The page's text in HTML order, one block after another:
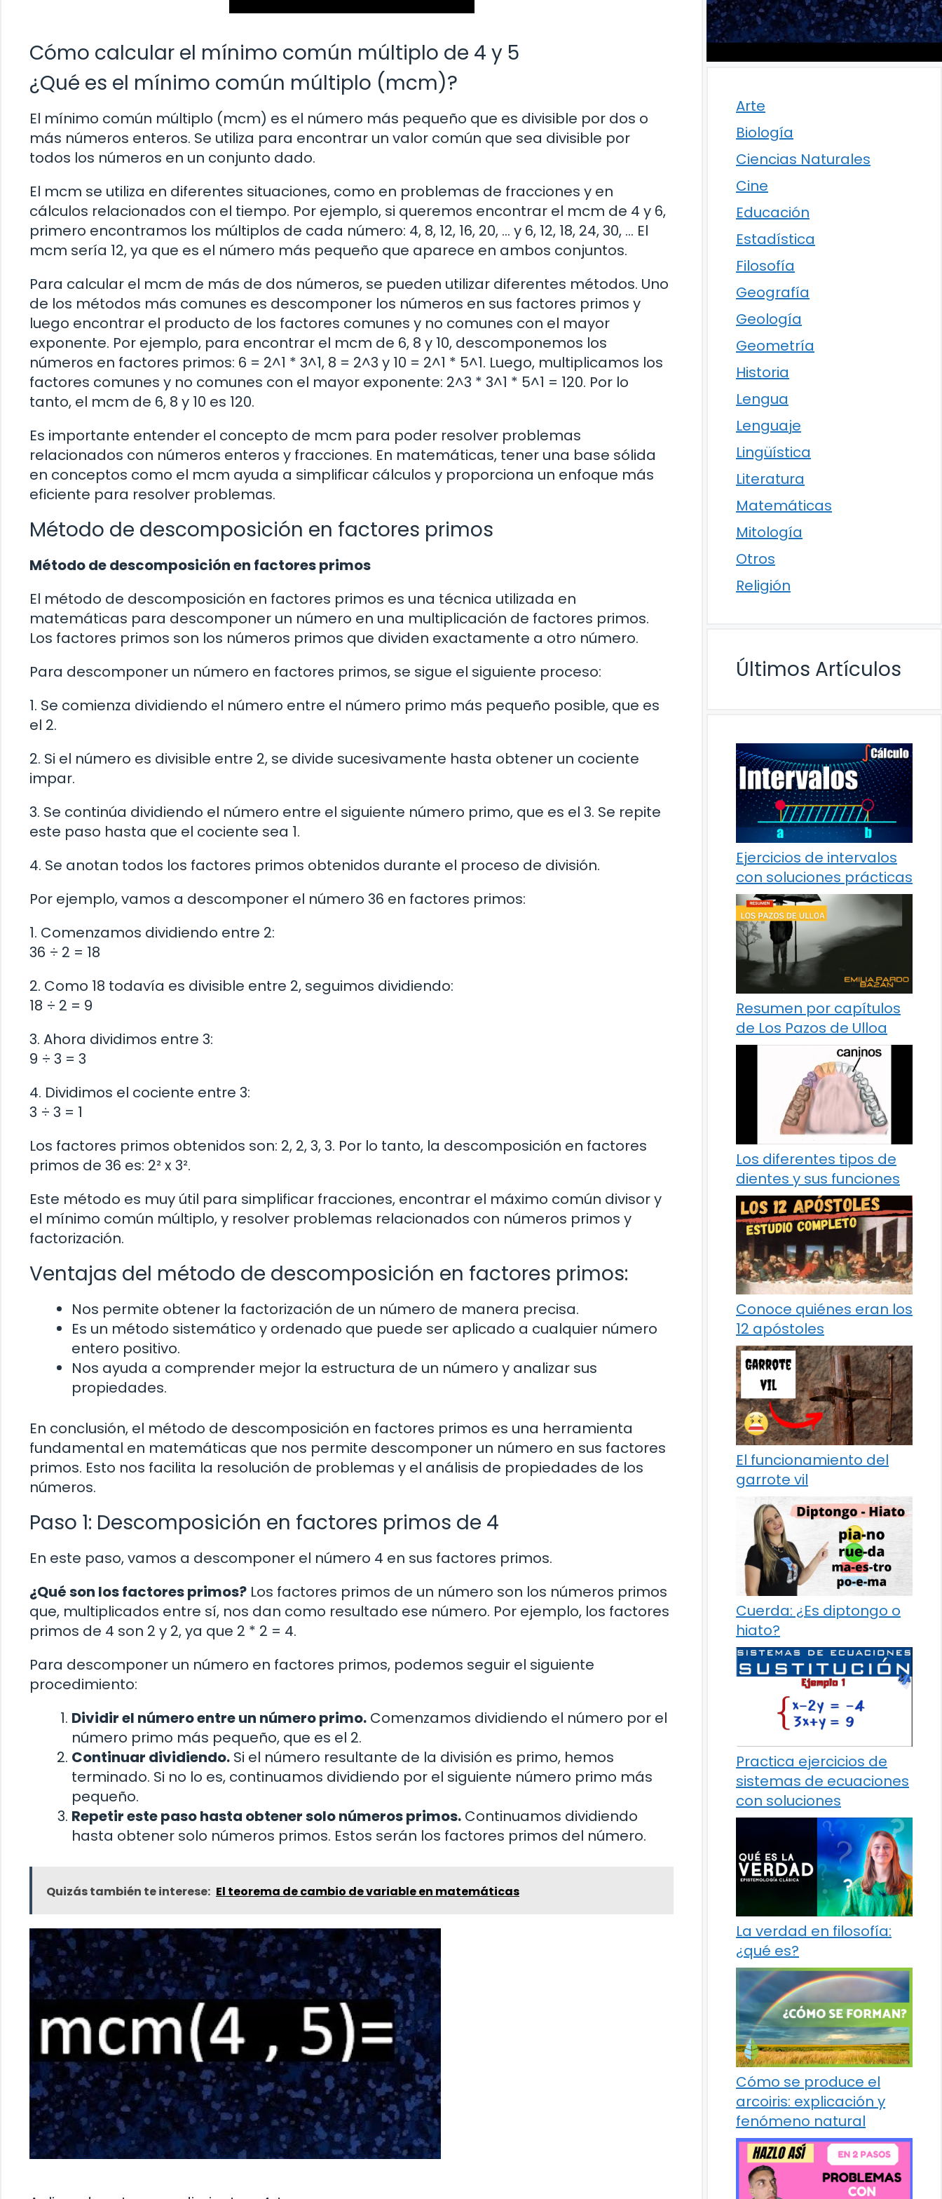
Cómo calcular el mínimo común múltiplo de 4 y 5
¿Qué es el mínimo común múltiplo (mcm)?
El mínimo común múltiplo (mcm) es el número más pequeño que es divisible por dos o
más números enteros. Se utiliza para encontrar un valor común que sea divisible por
todos los números en un conjunto dado.
El mcm se utiliza en diferentes situaciones, como en problemas de fracciones y en
cálculos relacionados con el tiempo. Por ejemplo, si queremos encontrar el mcm de 4 y 6,
primero encontramos los múltiplos de cada número: 4, 8, 12, 16, 20, … y 6, 12, 18, 24, 30, … El
mcm sería 12, ya que es el número más pequeño que aparece en ambos conjuntos.
Para calcular el mcm de más de dos números, se pueden utilizar diferentes métodos. Uno
de los métodos más comunes es descomponer los números en sus factores primos y
luego encontrar el producto de los factores comunes y no comunes con el mayor
exponente. Por ejemplo, para encontrar el mcm de 6, 8 y 10, descomponemos los
números en factores primos: 6 = 2^1 * 3^1, 8 = 2^3 y 10 = 2^1 * 5^1. Luego, multiplicamos los
factores comunes y no comunes con el mayor exponente: 2^3 * 3^1 * 5^1 = 120. Por lo
tanto, el mcm de 6, 8 y 10 es 120.
Es importante entender el concepto de mcm para poder resolver problemas
relacionados con números enteros y fracciones. En matemáticas, tener una base sólida
en conceptos como el mcm ayuda a simplificar cálculos y proporciona un enfoque más
eficiente para resolver problemas.
Método de descomposición en factores primos
Método de descomposición en factores primos
El método de descomposición en factores primos es una técnica utilizada en
matemáticas para descomponer un número en una multiplicación de factores primos.
Los factores primos son los números primos que dividen exactamente a otro número.
Para descomponer un número en factores primos, se sigue el siguiente proceso:
1. Se comienza dividiendo el número entre el número primo más pequeño posible, que es
el 2.
2. Si el número es divisible entre 2, se divide sucesivamente hasta obtener un cociente
impar.
3. Se continúa dividiendo el número entre el siguiente número primo, que es el 3. Se repite
este paso hasta que el cociente sea 1.
4. Se anotan todos los factores primos obtenidos durante el proceso de división.
Por ejemplo, vamos a descomponer el número 36 en factores primos:
1. Comenzamos dividiendo entre 2:
36 ÷ 2 = 18
2. Como 18 todavía es divisible entre 2, seguimos dividiendo:
18 ÷ 2 = 9
3. Ahora dividimos entre 3:
9 ÷ 3 = 3
4. Dividimos el cociente entre 3:
3 ÷ 3 = 1
Los factores primos obtenidos son: 2, 2, 3, 3. Por lo tanto, la descomposición en factores
primos de 36 es: 2² x 3².
Este método es muy útil para simplificar fracciones, encontrar el máximo común divisor y
el mínimo común múltiplo, y resolver problemas relacionados con números primos y
factorización.
Ventajas del método de descomposición en factores primos:
Nos permite obtener la factorización de un número de manera precisa.
Es un método sistemático y ordenado que puede ser aplicado a cualquier número
entero positivo.
Nos ayuda a comprender mejor la estructura de un número y analizar sus
propiedades.
En conclusión, el método de descomposición en factores primos es una herramienta
fundamental en matemáticas que nos permite descomponer un número en sus factores
primos. Esto nos facilita la resolución de problemas y el análisis de propiedades de los
números.
Paso 1: Descomposición en factores primos de 4
En este paso, vamos a descomponer el número 4 en sus factores primos.
¿Qué son los factores primos? Los factores primos de un número son los números primos
que, multiplicados entre sí, nos dan como resultado ese número. Por ejemplo, los factores
primos de 4 son 2 y 2, ya que 2 * 2 = 4.
Para descomponer un número en factores primos, podemos seguir el siguiente
procedimiento:
Dividir el número entre un número primo. Comenzamos dividiendo el número por el
número primo más pequeño, que es el 2.
Continuar dividiendo. Si el número resultante de la división es primo, hemos
terminado. Si no lo es, continuamos dividiendo por el siguiente número primo más
pequeño.
Repetir este paso hasta obtener solo números primos. Continuamos dividiendo
hasta obtener solo números primos. Estos serán los factores primos del número.
Quizás también te interese: El teorema de cambio de variable en matemáticas
Arte
Biología
Ciencias Naturales
Cine
Educación
Estadística
Filosofía
Geografía
Geología
Geometría
Historia
Lengua
Lenguaje
Lingüística
Literatura
Matemáticas
Mitología
Otros
Religión
Últimos Artículos
Ejercicios de intervalos
con soluciones prácticas
Resumen por capítulos
de Los Pazos de Ulloa
Los diferentes tipos de
dientes y sus funciones
Conoce quiénes eran los
12 apóstoles
El funcionamiento del
garrote vil
Cuerda: ¿Es diptongo o
hiato?
Practica ejercicios de
sistemas de ecuaciones
con soluciones
La verdad en filosofía:
¿qué es?
Cómo se produce el
arcoiris: explicación y
fenómeno natural